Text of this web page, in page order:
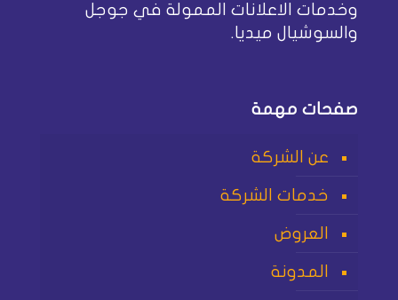
وخدمات الاعلانات الممولة في جوجل
والسوشيال ميديا.
صفحات مهمة
عن الشركة
خدمات الشركة
العروض
المدونة